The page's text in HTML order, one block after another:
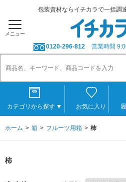
包装資材ならイチカラで一括調
メニュー
0120-296-812 営業時間
カテゴリから探す ▼ お気に入り
ホーム 箱 フルーツ用箱 柿
柿